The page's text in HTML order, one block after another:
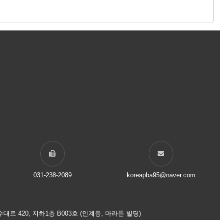
031-238-2089 koreapba95@naver.com
대로 420, 지하1층 B003호 (인계동, 마라톤 빌딩)